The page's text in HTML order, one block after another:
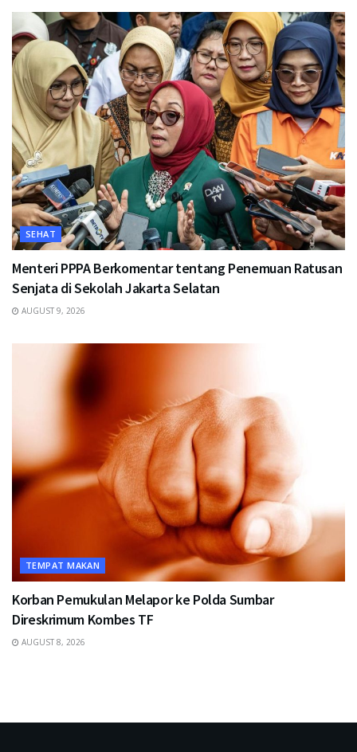
SEHAT
Menteri PPPA Berkomentar tentang Penemuan Ratusan
Senjata di Sekolah Jakarta Selatan
AUGUST 9, 2026
TEMPAT MAKAN
Korban Pemukulan Melapor ke Polda Sumbar
Direskrimum Kombes TF
AUGUST 8, 2026